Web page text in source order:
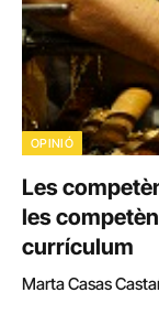
OPINIÓ
Les
les
currículum
Marta Casas